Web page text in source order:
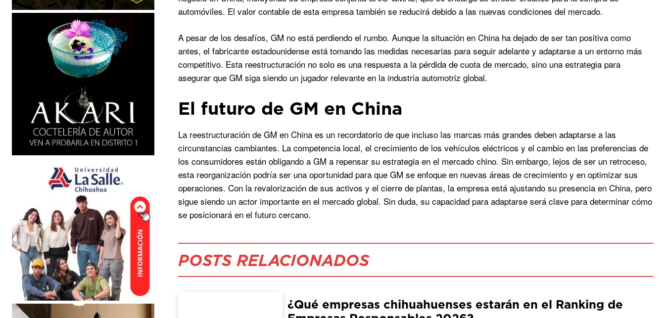
automóviles. El valor contable de esta empresa también se reducirá debido a las nuevas condiciones del mercado.
A pesar de los desafíos, GM no está perdiendo el rumbo. Aunque la situación en China ha dejado de ser tan positiva como
antes, el fabricante estadounidense está tomando las medidas necesarias para seguir adelante y adaptarse a un entorno más
competitivo. Esta reestructuración no solo es una respuesta a la pérdida de cuota de mercado, sino una estrategia para
asegurar que GM siga siendo un jugador relevante en la industria automotriz global.
El futuro de GM en China
La reestructuración de GM en China es un recordatorio de que incluso las marcas más grandes deben adaptarse a las
circunstancias cambiantes. La competencia local, el crecimiento de los vehículos eléctricos y el cambio en las preferencias de
los consumidores están obligando a GM a repensar su estrategia en el mercado chino. Sin embargo, lejos de ser un retroceso,
esta reorganización podría ser una oportunidad para que GM se enfoque en nuevas áreas de crecimiento y en optimizar sus
operaciones. Con la revalorización de sus activos y el cierre de plantas, la empresa está ajustando su presencia en China, pero
sigue siendo un actor importante en el mercado global. Sin duda, su capacidad para adaptarse será clave para determinar cómo
se posicionará en el futuro cercano.
POSTS RELACIONADOS
¿Qué empresas chihuahuenses estarán en el Ranking de